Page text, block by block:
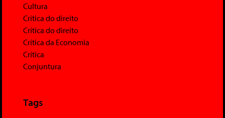
Cultura
Crítica do direito
Crítica do direito
Crítica da Economia
Crítica
Conjuntura
Tags